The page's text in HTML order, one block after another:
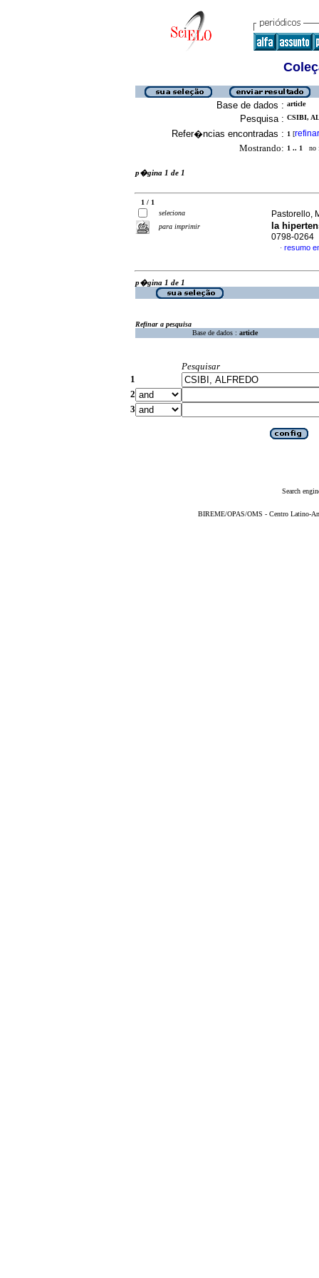
Base de dados : article
Pesquisa : CSIBI,
Refer�ncias encontradas : 1 [refinar
Mostrando: 1 .. 1 no
p�gina 1 de 1
1 / 1
seleciona
para imprimir
Pastorello,
la
0798-0264
· resumo
p�gina 1 de 1
Refinar a pesquisa
Base de dados : article
Pesquisar
1
2
3
Search
BIREME/OPAS/OMS - Centro Latino-